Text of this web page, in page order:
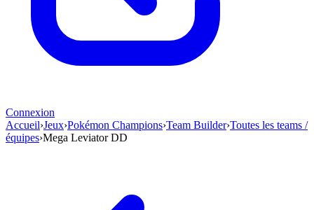
Connexion
Accueil›Jeux›Pokémon Champions›Team Builder›Toutes les teams /
équipes›Mega Leviator DD